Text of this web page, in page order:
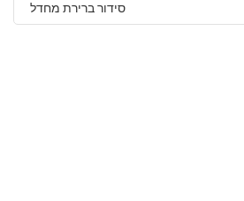
סידור ברירת מחדל